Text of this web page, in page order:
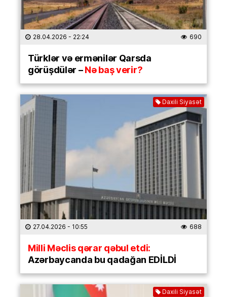
28.04.2026 - 22:24 690
Türklər və ermənilər Qarsda
görüşdülər –Nə baş verir?
Daxili Siyasət
27.04.2026 - 10:55 688
Milli Məclis qərar qəbul etdi:
Azərbaycanda bu qadağan EDİLDİ
Daxili Siyasət